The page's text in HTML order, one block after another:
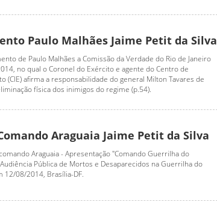
Paulo Malhães Jaime Petit da Silva
de Paulo Malhães a Comissão da Verdade do Rio de Janeiro
no qual o Coronel do Exército e agente do Centro de
(CIE) afirma a responsabilidade do general Milton Tavares de
física dos inimigos do regime (p.54).
Araguaia Jaime Petit da Silva
Araguaia - Apresentação "Comando Guerrilha do
Pública de Mortos e Desaparecidos na Guerrilha do
12/08/2014, Brasília-DF.